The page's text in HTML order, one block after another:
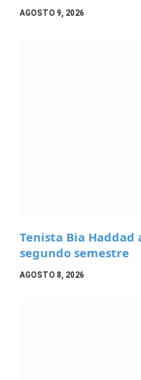
AGOSTO 9, 2026
Tenista Bia
segundo semestre
AGOSTO 8, 2026